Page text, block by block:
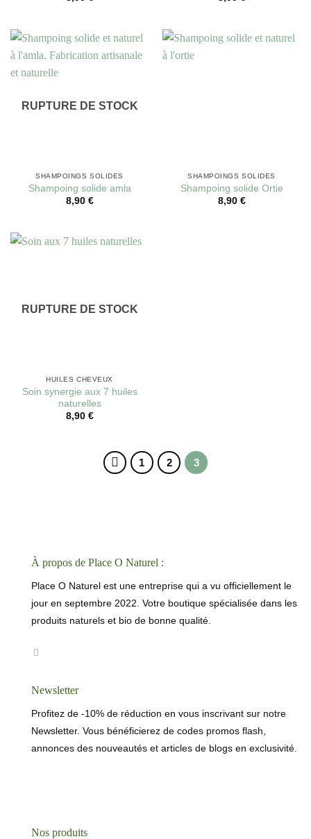
RUPTURE DE STOCK
SHAMPOINGS SOLIDES
Shampoing solide amla
8,90 €
SHAMPOINGS SOLIDES
Shampoing solide Ortie
8,90 €
RUPTURE DE STOCK
HUILES CHEVEUX
Soin synergie aux 7 huiles
naturelles
8,90 €
1 2 3
À propos de Place O Naturel :
Place O Naturel est une entreprise qui a vu officiellement le
jour en septembre 2022. Votre boutique spécialisée dans les
produits naturels et bio de bonne qualité.
Nos produits
Newsletter
Profitez de -10% de réduction en vous inscrivant sur notre
Newsletter. Vous bénéficierez de codes promos flash,
annonces des nouveautés et articles de blogs en exclusivité.